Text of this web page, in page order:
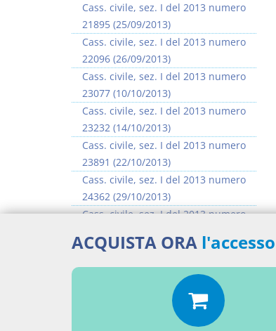
Cass. civile, sez. I del 2013 numero
21895 (25/09/2013)
Cass. civile, sez. I del 2013 numero
22096 (26/09/2013)
Cass. civile, sez. I del 2013 numero
23077 (10/10/2013)
Cass. civile, sez. I del 2013 numero
23232 (14/10/2013)
Cass. civile, sez. I del 2013 numero
23891 (22/10/2013)
Cass. civile, sez. I del 2013 numero
24362 (29/10/2013)
Cass. civile, sez. I del 2013 numero
Cass. civile, sez. I del 2013 numero
25296 (11/11/2013)
>> Vai all'argomento completo
ACQUISTA ORA l'accesso